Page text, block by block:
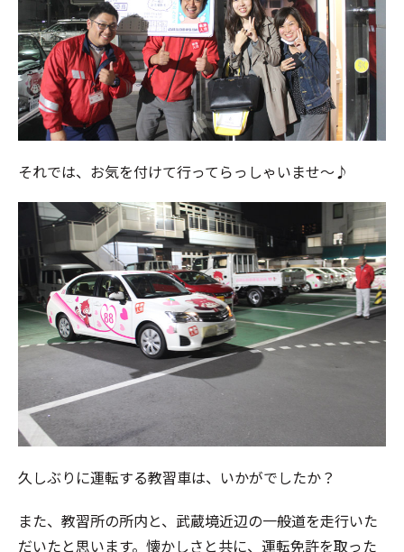
それでは、お気を付けて行ってらっしゃいませ～♪
久しぶりに運転する教習車は、いかがでしたか？
また、教習所の所内と、武蔵境近辺の一般道を走行いた
だいたと思います。懐かしさと共に、運転免許を取った